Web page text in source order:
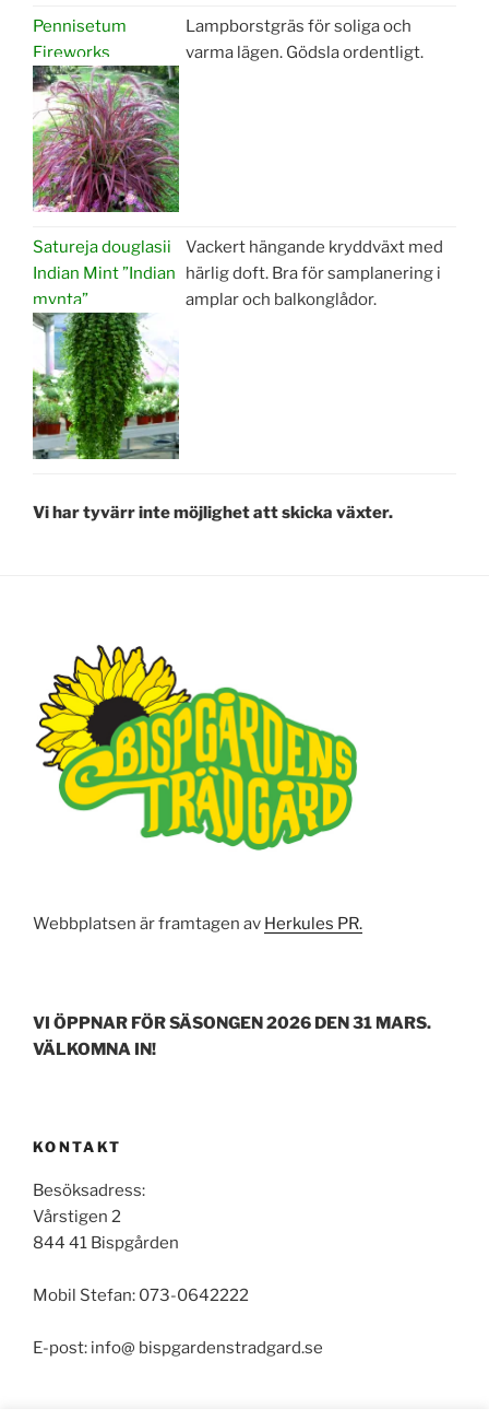
Pennisetum
Fireworks
Lampborstgräs för soliga och
varma lägen. Gödsla ordentligt.
Satureja douglasii
Indian Mint ”Indian
mynta”
Vackert hängande kryddväxt med
härlig doft. Bra för samplanering i
amplar och balkonglådor.
Vi har tyvärr inte möjlighet att skicka växter.
Webbplatsen är framtagen av Herkules PR.
VI ÖPPNAR FÖR SÄSONGEN 2026 DEN 31 MARS.
VÄLKOMNA IN!
KONTAKT
Besöksadress:
Vårstigen 2
844 41 Bispgården
Mobil Stefan: 073-0642222
E-post: info@ bispgardenstradgard.se